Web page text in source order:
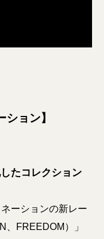
ョン】
たコレクション
ーションの新レー
FREEDOM）」